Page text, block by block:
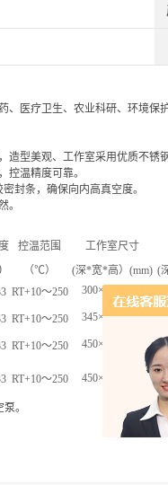
、医疗卫生、农业科研、环境
型美观、工作室采用优质不锈
控温精度可靠。
封条，确保向内高真空度。
。
控温范围 工作室尺寸
（℃） (深*宽*高）(mm) (
RT+10～250 300×300×275
RT+10～250 345×415×345
RT+10～250 450×450×450
RT+10～250 450×450×450
。